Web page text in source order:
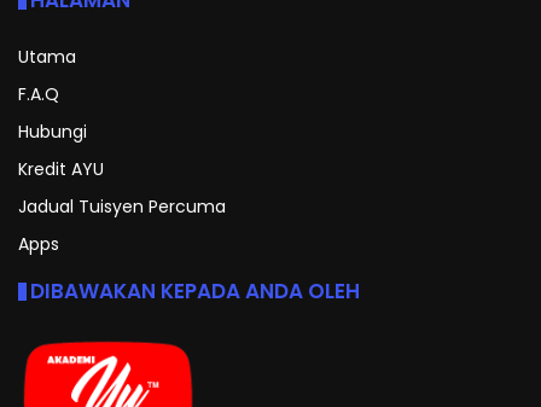
Utama
F.A.Q
Hubungi
Kredit AYU
Jadual Tuisyen Percuma
Apps
DIBAWAKAN KEPADA ANDA OLEH